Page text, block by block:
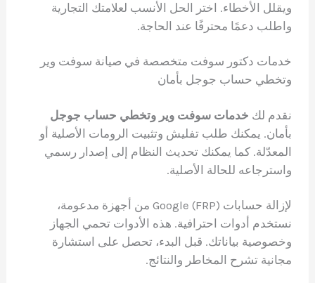
ويقلل الأخطاء. اختر الحل الأنسب لعلامتك التجارية
واطلب دعمًا محترفًا عند الحاجة.
خدمات دكتور سوفت متخصصة في صيانة سوفت وير
وتخطي حساب جوجل بأمان
نقدم لك خدمات سوفت وير وتخطي حساب جوجل
بأمان. يمكنك طلب تفليش وتثبيت الرومات الأصلية أو
المعدّلة. كما يمكنك تحديث النظام إلى إصدار رسمي
واسترجاعه للحالة الأصلية.
لإزالة حسابات Google (FRP) من أجهزة مدعومة،
نستخدم أدوات احترافية. هذه الأدوات تحمي الجهاز
وخصوصية بياناتك. قبل البدء، تحصل على استشارة
مجانية تشرح المخاطر والنتائج.